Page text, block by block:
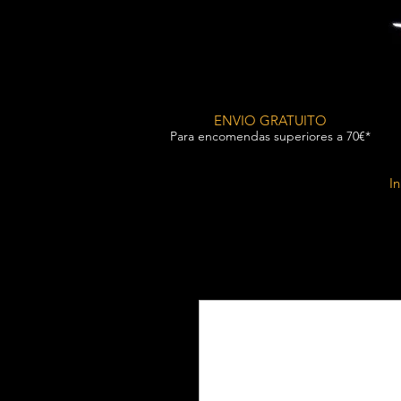
ENVIO GRATUITO
Para encomendas superiores a 70€*